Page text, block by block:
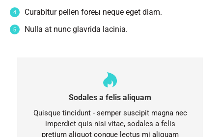
Curabitur pellen foreы neque eget diam.
Nulla at nunc glavrida lacinia.
Sodales a felis aliquam
Quisque tincidunt - semper suscipit magna nec
imperdiet quis nisi vitae, sodales a felis
pretium aliquot congue lectus mi aliquam